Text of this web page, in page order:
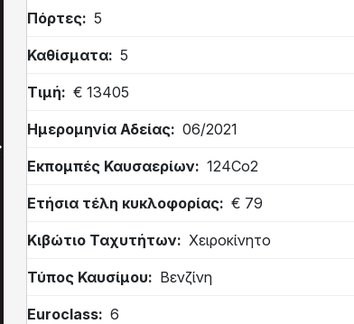
Πόρτες 5
Καθίσματα 5
Τιμή € 13405
Ημερομηνία Αδείας 06/2021
Εκπομπές Καυσαερίων 124Co2
Ετήσια τέλη κυκλοφορίας € 79
Κιβώτιο Ταχυτήτων Χειροκίνητο
Τύπος Καυσίμου Βενζίνη
Euroclass 6